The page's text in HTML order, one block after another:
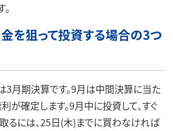
を狙って投資する場合の3つ
3月期決算です。9月は中間決算に当た
が確定します。9月中に投資して、すぐ
るには、25日(木)までに買わなければ